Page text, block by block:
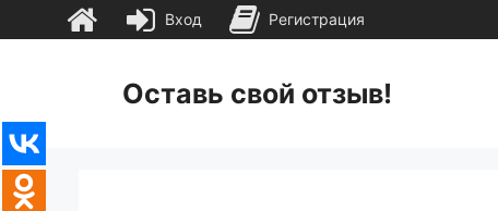
содержимомуОставь свой отзыв!
Вход Регистрация